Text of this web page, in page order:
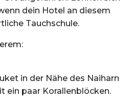
dein Hotel an diesem
Tauchschule.
in der Nähe des Naiharn
ein paar Korallenblöcken.